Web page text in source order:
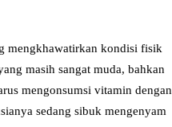
mengkhawatirkan kondisi fisik
masih sangat muda, bahkan
mengonsumsi vitamin dengan
sedang sibuk mengenyam